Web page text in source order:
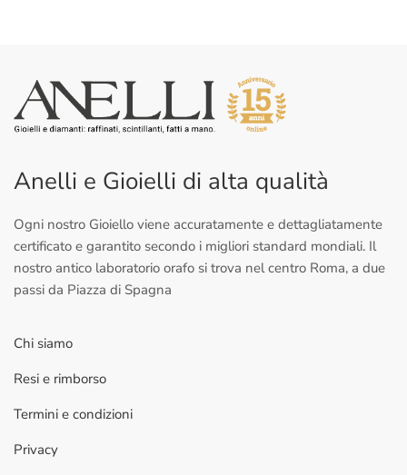
Anelli e Gioielli di alta qualità
Ogni nostro Gioiello viene accuratamente e dettagliatamente
certificato e garantito secondo i migliori standard mondiali. Il
nostro antico laboratorio orafo si trova nel centro Roma, a due
passi da Piazza di Spagna
Chi siamo
Resi e rimborso
Termini e condizioni
Privacy